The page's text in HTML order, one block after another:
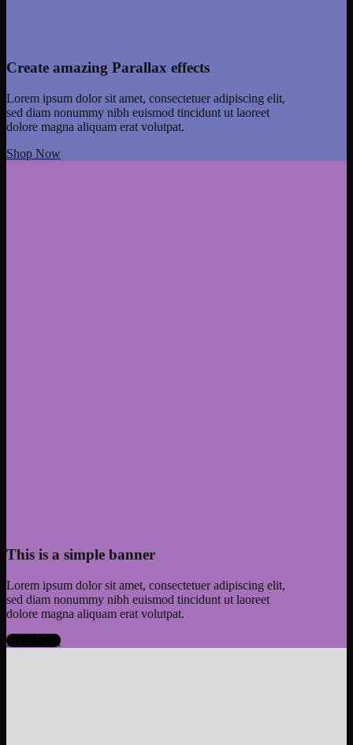
Create amazing Parallax effects
Lorem ipsum dolor sit amet, consectetuer adipiscing elit,
sed diam nonummy nibh euismod tincidunt ut laoreet
dolore magna aliquam erat volutpat.
Shop Now
This is a simple banner
Lorem ipsum dolor sit amet, consectetuer adipiscing elit,
sed diam nonummy nibh euismod tincidunt ut laoreet
dolore magna aliquam erat volutpat.
Shop Now